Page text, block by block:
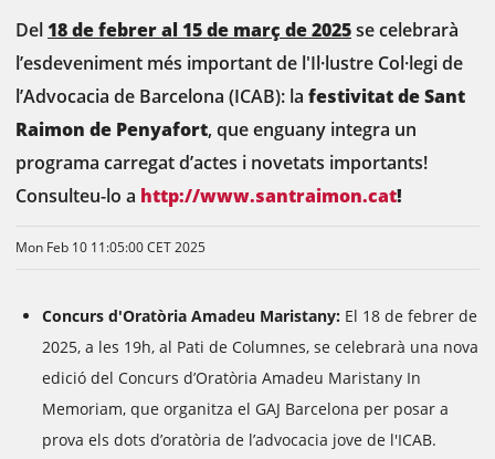
Del18 de febrer al 15 de març de 2025se celebrarà
l’esdeveniment més important de l'Il·lustre Col·legi de
l’Advocacia de Barcelona (ICAB): la festivitat de Sant
Raimon de Penyafort, que enguany integra un
programa carregat d’actes i novetats importants!
Consulteu-lo a http://www.santraimon.cat!
Mon Feb 10 11:05:00 CET 2025
Concurs d'Oratòria Amadeu Maristany: El 18 de febrer de
2025, a les 19h, al Pati de Columnes, se celebrarà una nova
edició del Concurs d’Oratòria Amadeu Maristany In
Memoriam, que organitza el GAJ Barcelona per posar a
prova els dots d’oratòria de l’advocacia jove de l'ICAB.